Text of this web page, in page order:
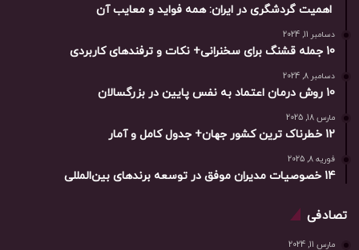
اهمیت گردشگری در ایران: همه فواید و معایب آن
دسامبر 11, 2024
10 جمله قشنگ برای سخنرانی+ نکات و ترفندهای کاربردی
دسامبر 8, 2024
10 روش درمان اعتماد به نفس پایین در بزرگسالان
مارس 18, 2025
12 خطرناک ترین کشور جهان+ جدول کامل و آمار
فوریه 8, 2025
14 خصوصیات مدیران موفق در توسعه برندهای بین‌المللی
تصادفی
مارس 11, 2024